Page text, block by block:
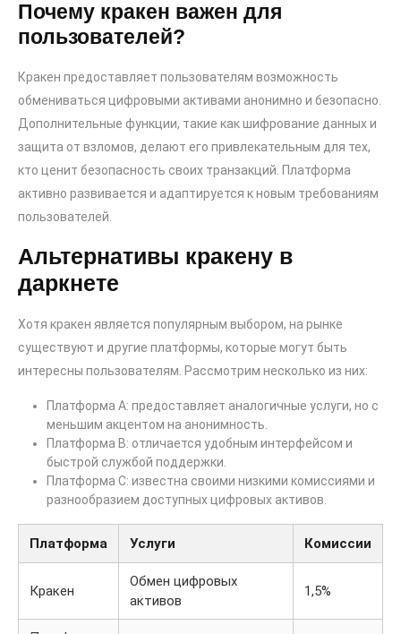
Почему кракен важен для
пользователей?
Кракен предоставляет пользователям возможность
обмениваться цифровыми активами анонимно и безопасно.
Дополнительные функции, такие как шифрование данных и
защита от взломов, делают его привлекательным для тех,
кто ценит безопасность своих транзакций. Платформа
активно развивается и адаптируется к новым требованиям
пользователей.
Альтернативы кракену в
даркнете
Хотя кракен является популярным выбором, на рынке
существуют и другие платформы, которые могут быть
интересны пользователям. Рассмотрим несколько из них:
Платформа A: предоставляет аналогичные услуги, но с
меньшим акцентом на анонимность.
Платформа B: отличается удобным интерфейсом и
быстрой службой поддержки.
Платформа C: известна своими низкими комиссиями и
разнообразием доступных цифровых активов.
Платформа Услуги Комиссии
Кракен
Обмен цифровых
активов
1,5%